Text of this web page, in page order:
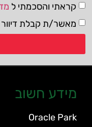
קראתי והסכמתי ל
מאשר/ת קבלת דיוור
מידע חשוב
Oracle Park